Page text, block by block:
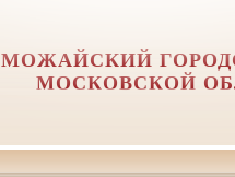
МОЖАЙСКИЙ
МОСКОВСКОЙ